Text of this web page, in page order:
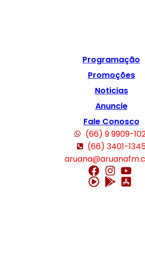
Programação
Promoções
Noticias
Anuncie
Fale Conosco
(66) 9 9909-
(66) 3401-